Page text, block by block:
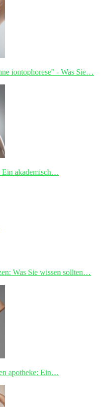
iontophorese" - Was Sie…
Ein akademisch…
Was Sie wissen sollten…
apotheke: Ein…